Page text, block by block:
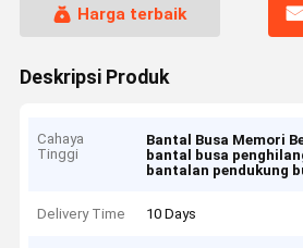
Harga terbaik
Deskripsi Produk
Cahaya
Tinggi
Bantal Busa Memori
bantal busa
bantalan pendukung
Delivery Time 10 Days